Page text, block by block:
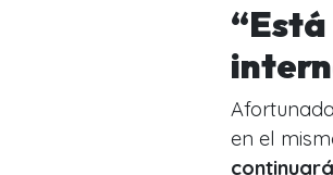
en el